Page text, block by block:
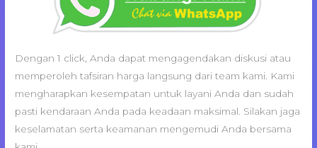
Dengan 1 click, Anda dapat mengagendakan diskusi atau
memperoleh tafsiran harga langsung dari team kami. Kami
mengharapkan kesempatan untuk layani Anda dan sudah
pasti kendaraan Anda pada keadaan maksimal. Silakan jaga
keselamatan serta keamanan mengemudi Anda bersama